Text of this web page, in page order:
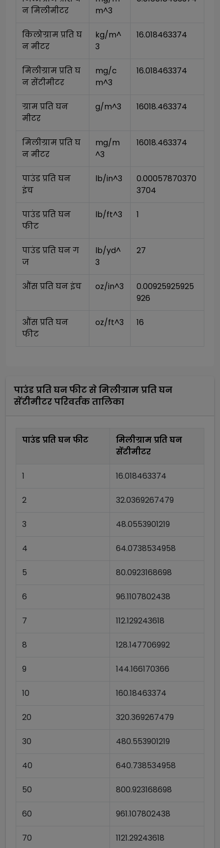
न मिलीमीटर
m^3
किलोग्राम प्रति घ
न मीटर
kg/m^
3
16.018463374
मिलीग्राम प्रति घ
न सेंटीमीटर
mg/c
m^3
16.018463374
ग्राम प्रति घन
मीटर
g/m^3 16018.463374
मिलीग्राम प्रति घ
न मीटर
mg/m
^3
16018.463374
पाउंड प्रति घन
इंच
lb/in^3
0.00057870370
3704
पाउंड प्रति घन
फीट
lb/ft^3 1
पाउंड प्रति घन ग
ज
lb/yd^
3
27
औंस प्रति घन इंच oz/in^3
0.00925925925
926
औंस प्रति घन
फीट
oz/ft^3 16
पाउंड प्रति घन फीटसेमिलीग्राम प्रति घन
सेंटीमीटरपरिवर्तक तालिका
पाउंड प्रति घन फीट
मिलीग्राम प्रति घन
सेंटीमीटर
1 16.018463374
2 32.0369267479
3 48.0553901219
4 64.0738534958
5 80.0923168698
6 96.1107802438
7 112.129243618
8 128.147706992
9 144.166170366
10 160.18463374
20 320.369267479
30 480.553901219
40 640.738534958
50 800.923168698
60 961.107802438
70 1121.29243618